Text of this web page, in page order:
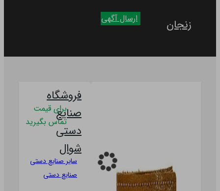
ثبت نام ارسال آگهی زنجان
برای قیمت
تماس بگیرید
فروشگاه
صنایع
دستی
شوال
سایر صنایع دستی
صنایع دستی